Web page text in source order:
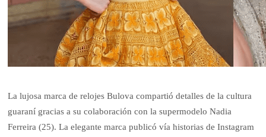
La lujosa marca de relojes Bulova compartió detalles de la cultura
guaraní gracias a su colaboración con la supermodelo Nadia
Ferreira (25). La elegante marca publicó vía historias de Instagram